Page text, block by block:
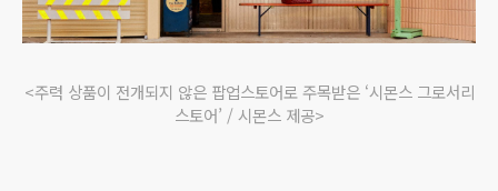
<주력 상품이 전개되지 않은 팝업스토어로 주목받은 ‘시몬스 그로서리
스토어’ / 시몬스 제공>